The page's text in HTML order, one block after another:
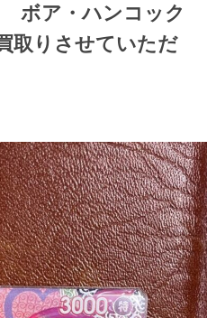
ボア・ハンコック
りさせていただ